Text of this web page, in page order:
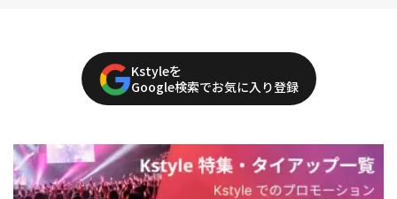
Kstyleを
Google検索でお気に入り登録